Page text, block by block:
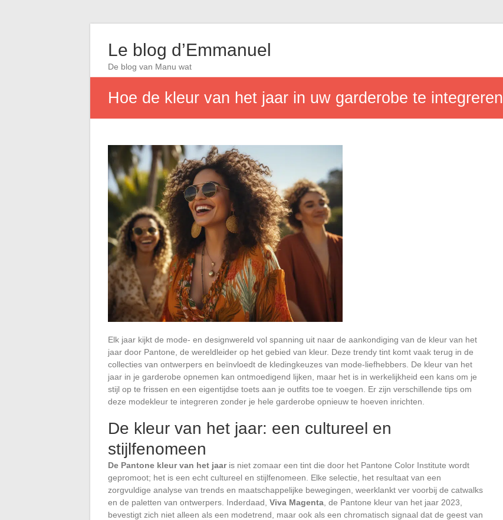
Le blog d’Emmanuel
De blog van Manu wat
Hoe de kleur van het jaar in uw garderobe te integreren
Elk jaar kijkt de mode- en designwereld vol spanning uit naar de aankondiging van de kleur van het
jaar door Pantone, de wereldleider op het gebied van kleur. Deze trendy tint komt vaak terug in de
collecties van ontwerpers en beïnvloedt de kledingkeuzes van mode-liefhebbers. De kleur van het
jaar in je garderobe opnemen kan ontmoedigend lijken, maar het is in werkelijkheid een kans om je
stijl op te frissen en een eigentijdse toets aan je outfits toe te voegen. Er zijn verschillende tips om
deze modekleur te integreren zonder je hele garderobe opnieuw te hoeven inrichten.
De kleur van het jaar: een cultureel en
stijlfenomeen
De Pantone kleur van het jaaris niet zomaar een tint die door het Pantone Color Institute wordt
gepromoot; het is een echt cultureel en stijlfenomeen. Elke selectie, het resultaat van een
zorgvuldige analyse van trends en maatschappelijke bewegingen, weerklankt ver voorbij de catwalks
en de paletten van ontwerpers. Inderdaad, Viva Magenta , de Pantone kleur van het jaar 2023,
bevestigt zich niet alleen als een modetrend, maar ook als een chromatisch signaal dat de geest van